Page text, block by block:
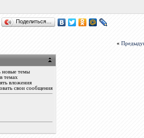
Поделиться…
«
новые темы
темах
вложения
свои сообщения